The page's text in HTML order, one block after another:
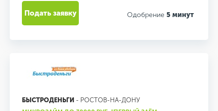
Одобрение 5 минут
Подать заявку
БЫСТРОДЕНЬГИ - РОСТОВ-НА-ДОНУ